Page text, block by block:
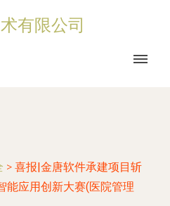
有限公司
> 喜报|金唐软件承建项目斩
能应用创新大赛(医院管理